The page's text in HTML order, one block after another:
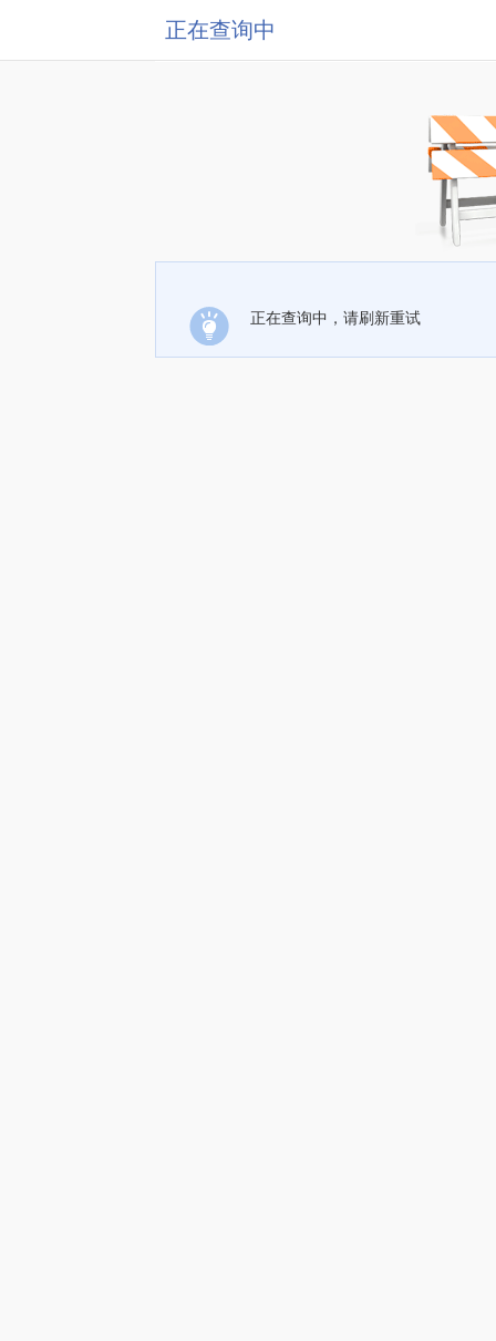
正在查询中
正在查询中，请刷新重试